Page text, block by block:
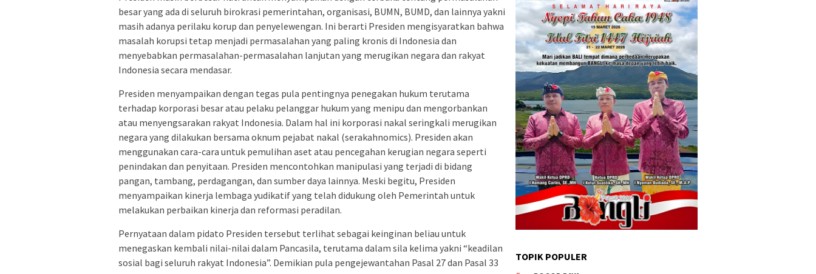
besar yang ada di seluruh birokrasi pemerintahan, organisasi, BUMN, BUMD, dan lainnya yakni
masih adanya perilaku korup dan penyelewengan. Ini berarti Presiden mengisyaratkan bahwa
masalah korupsi tetap menjadi permasalahan yang paling kronis di Indonesia dan
menyebabkan permasalahan-permasalahan lanjutan yang merugikan negara dan rakyat
Indonesia secara mendasar.
Presiden menyampaikan dengan tegas pula pentingnya penegakan hukum terutama
terhadap korporasi besar atau pelaku pelanggar hukum yang menipu dan mengorbankan
atau menyengsarakan rakyat Indonesia. Dalam hal ini korporasi nakal seringkali merugikan
negara yang dilakukan bersama oknum pejabat nakal (serakahnomics). Presiden akan
menggunakan cara-cara untuk pemulihan aset atau pencegahan kerugian negara seperti
penindakan dan penyitaan. Presiden mencontohkan manipulasi yang terjadi di bidang
pangan, tambang, perdagangan, dan sumber daya lainnya. Meski begitu, Presiden
menyampaikan kinerja lembaga yudikatif yang telah didukung oleh Pemerintah untuk
melakukan perbaikan kinerja dan reformasi peradilan.
Pernyataan dalam pidato Presiden tersebut terlihat sebagai keinginan beliau untuk
menegaskan kembali nilai-nilai dalam Pancasila, terutama dalam sila kelima yakni “keadilan
sosial bagi seluruh rakyat Indonesia”. Demikian pula pengejewantahan Pasal 27 dan Pasal 33
TOPIK POPULER